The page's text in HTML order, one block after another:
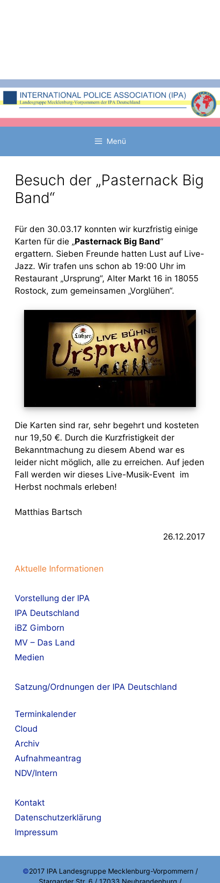
Menü
Besuch der „Pasternack Big
Band“
Für den 30.03.17 konnten wir kurzfristig einige
Karten für die „Pasternack Big Band“
ergattern. Sieben Freunde hatten Lust auf Live-
Jazz. Wir trafen uns schon ab 19:00 Uhr im
Restaurant „Ursprung“, Alter Markt 16 in 18055
Rostock, zum gemeinsamen „Vorglühen“.
Die Karten sind rar, sehr begehrt und kosteten
nur 19,50 €. Durch die Kurzfristigkeit der
Bekanntmachung zu diesem Abend war es
leider nicht möglich, alle zu erreichen. Auf jeden
Fall werden wir dieses Live-Musik-Event im
Herbst nochmals erleben!
Matthias Bartsch
26.12.2017
Aktuelle Informationen
Vorstellung der IPA
IPA Deutschland
iBZ Gimborn
MV – Das Land
Medien
Satzung/Ordnungen der IPA Deutschland
Terminkalender
Cloud
Archiv
Aufnahmeantrag
NDV/Intern
Kontakt
Datenschutzerklärung
Impressum
©2017 IPA Landesgruppe Mecklenburg-Vorpommern /
Stargarder Str. 6 / 17033 Neubrandenburg /